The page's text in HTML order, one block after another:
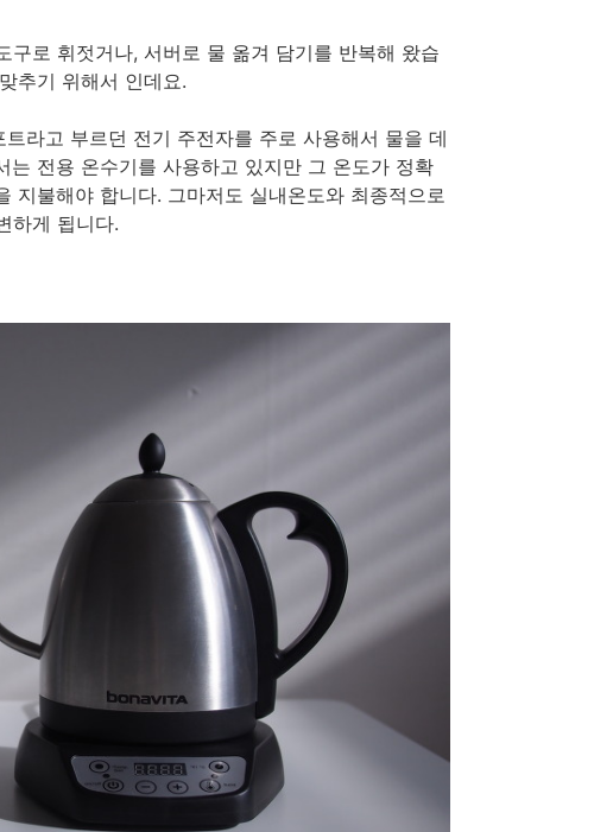
로 휘젓거나, 서버로 물 옮겨 담기를 반복해 왔습
추기 위해서 인데요.
라고 부르던 전기 주전자를 주로 사용해서 물을 데
전용 온수기를 사용하고 있지만 그 온도가 정확
지불해야 합니다. 그마저도 실내온도와 최종적으로
하게 됩니다.